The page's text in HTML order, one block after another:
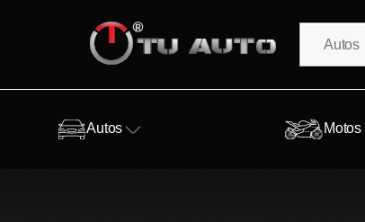
Autos Motos